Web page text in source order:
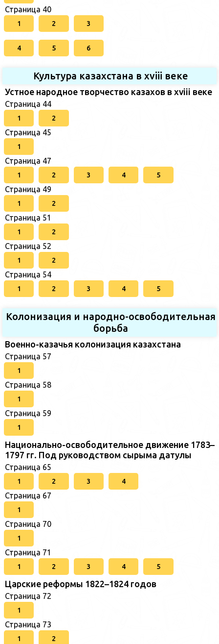
Страница 40
1 2 3
4 5 6
Культура казахстана в xviii веке
Устное народное творчество казахов в xviii веке
Страница 44
1 2
Страница 45
1
Страница 47
1 2 3 4 5
Страница 49
1 2
Страница 51
1 2
Страница 52
1 2
Страница 54
1 2 3 4 5
Колонизация и народно-освободительная
борьба
Военно-казачья колонизация казахстана
Страница 57
1
Страница 58
1
Страница 59
1
Национально-освободительное движение 1783–
1797 гг. Под руководством сырыма датулы
Страница 65
1 2 3 4
Страница 67
1
Страница 70
1
Страница 71
1 2 3 4 5
Царские реформы 1822–1824 годов
Страница 72
1
Страница 73
1 2